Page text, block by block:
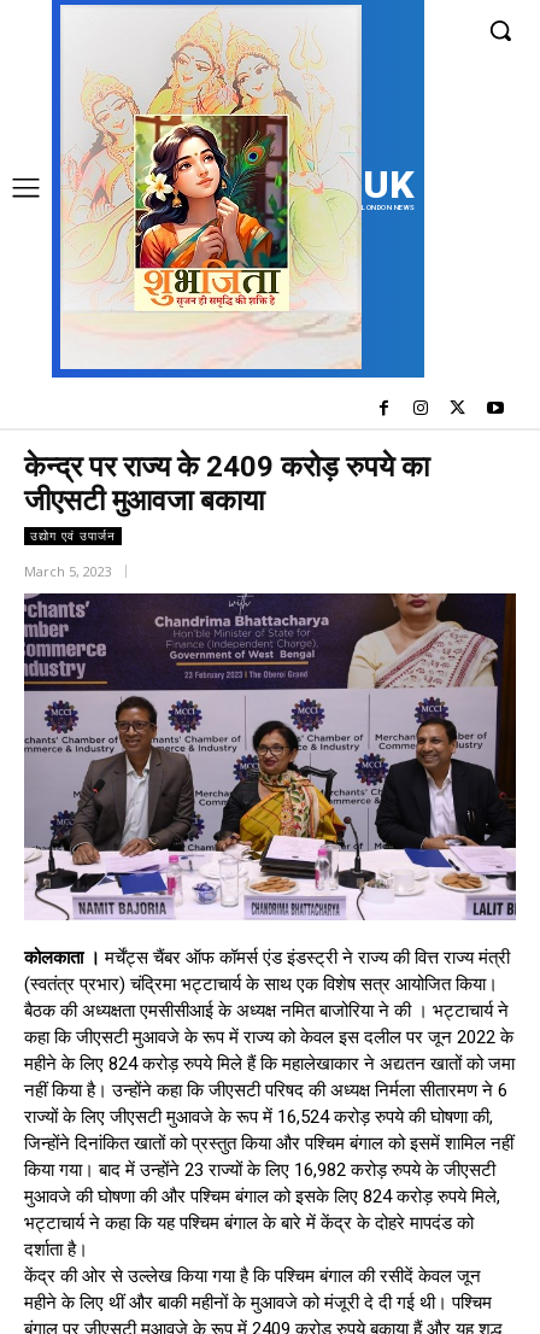
UK
LONDON NEWS
केन्द्र पर राज्य के 2409 करोड़ रुपये का
जीएसटी मुआवजा बकाया
उद्योग एवं उपार्जन
March 5, 2023
कोलकाता । मर्चेंट्स चैंबर ऑफ कॉमर्स एंड इंडस्ट्री ने राज्य की वित्त राज्य मंत्री
(स्वतंत्र प्रभार) चंद्रिमा भट्टाचार्य के साथ एक विशेष सत्र आयोजित किया।
बैठक की अध्यक्षता एमसीसीआई के अध्यक्ष नमित बाजोरिया ने की । भट्टाचार्य ने
कहा कि जीएसटी मुआवजे के रूप में राज्य को केवल इस दलील पर जून 2022 के
महीने के लिए 824 करोड़ रुपये मिले हैं कि महालेखाकार ने अद्यतन खातों को जमा
नहीं किया है। उन्होंने कहा कि जीएसटी परिषद की अध्यक्ष निर्मला सीतारमण ने 6
राज्यों के लिए जीएसटी मुआवजे के रूप में 16,524 करोड़ रुपये की घोषणा की,
जिन्होंने दिनांकित खातों को प्रस्तुत किया और पश्चिम बंगाल को इसमें शामिल नहीं
किया गया। बाद में उन्होंने 23 राज्यों के लिए 16,982 करोड़ रुपये के जीएसटी
मुआवजे की घोषणा की और पश्चिम बंगाल को इसके लिए 824 करोड़ रुपये मिले,
भट्टाचार्य ने कहा कि यह पश्चिम बंगाल के बारे में केंद्र के दोहरे मापदंड को
दर्शाता है।
केंद्र की ओर से उल्लेख किया गया है कि पश्चिम बंगाल की रसीदें केवल जून
महीने के लिए थीं और बाकी महीनों के मुआवजे को मंजूरी दे दी गई थी। पश्चिम
बंगाल पर जीएसटी मुआवजे के रूप में 2409 करोड़ रुपये बकाया हैं और यह शुद्ध